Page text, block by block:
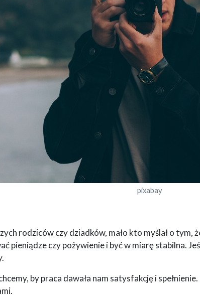
pixabay
rodziców czy dziadków, mało kto myślał o tym,
pieniądze czy pożywienie i być w miarę stabilna.
by praca dawała nam satysfakcję i